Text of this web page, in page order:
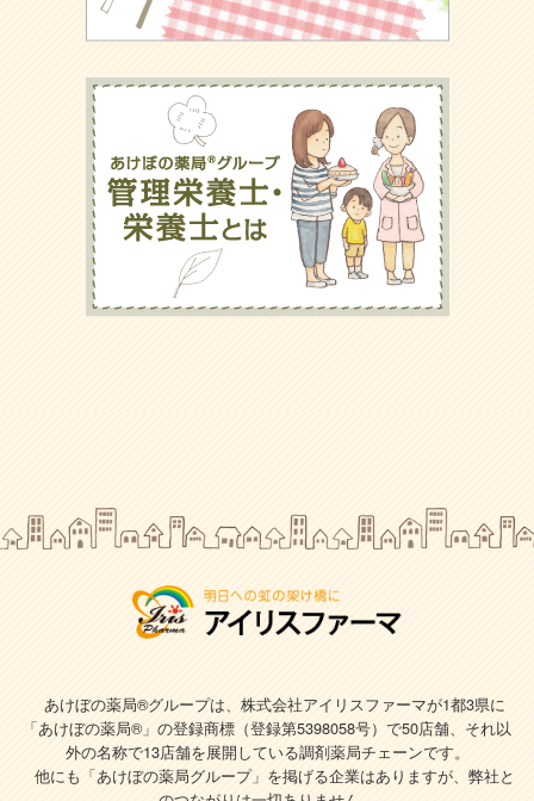
あけぼの薬局®グループは、株式会社アイリスファーマが1都3県に
「あけぼの薬局®」の登録商標（登録第5398058号）で50店舗、それ以
外の名称で13店舗を展開している調剤薬局チェーンです。
他にも「あけぼの薬局グループ」を掲げる企業はありますが、弊社と